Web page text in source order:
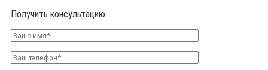
Получить консультацию